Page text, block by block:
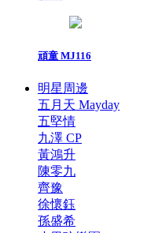
頑童 MJ116
明星周邊
五月天 Mayday
五堅情
九澤 CP
黃鴻升
陳零九
齊豫
徐懷鈺
孫盛希